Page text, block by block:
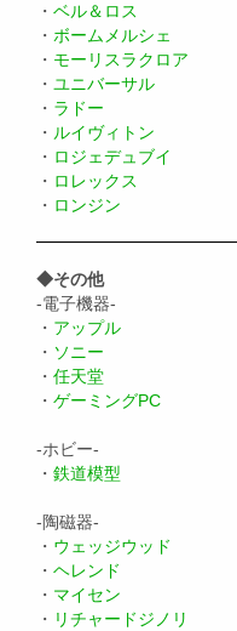
・ ベル＆ロス
・ ボームメルシェ
・ モーリスラクロア
・ ユニバーサル
・ ラドー
・ ルイヴィトン
・ ロジェデュブイ
・ ロレックス
・ ロンジン
◆その他
-電子機器-
・ アップル
・ ソニー
・ 任天堂
・ ゲーミングPC
-ホビー-
・ 鉄道模型
-陶磁器-
・ ウェッジウッド
・ ヘレンド
・ マイセン
・ リチャードジノリ